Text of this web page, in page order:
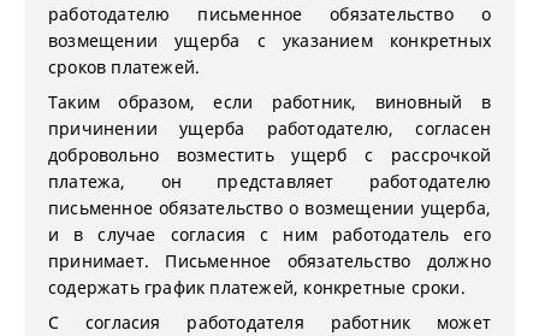
работодателю письменное обязательство о
возмещении ущерба с указанием конкретных
сроков платежей.
Таким образом, если работник, виновный в
причинении ущерба работодателю, согласен
добровольно возместить ущерб с рассрочкой
платежа, он представляет работодателю
письменное обязательство о возмещении ущерба,
и в случае согласия с ним работодатель его
принимает. Письменное обязательство должно
содержать график платежей, конкретные сроки.
С согласия работодателя работник может